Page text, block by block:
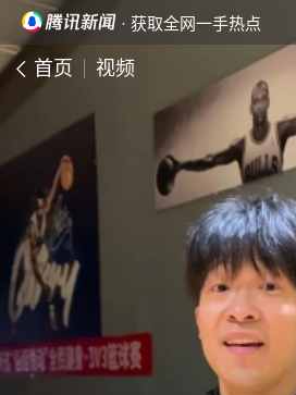
· 获取全网一手热点
首页 视频